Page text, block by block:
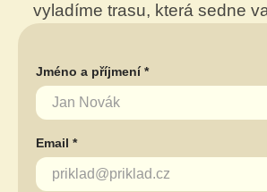
vyladíme trasu, která sedne
Jméno a příjmení *
Email *